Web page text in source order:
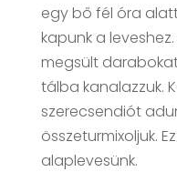
egy bő fél óra
kapunk a
megsült
tálba kanalazzuk.
szerecsendiót
összeturmixoljuk.
alaplevesünk.